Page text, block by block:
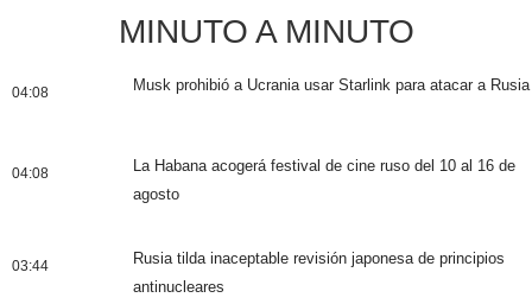
MINUTO A MINUTO
04:08 Musk prohibió a Ucrania usar Starlink para atacar a Rusia
04:08
La Habana acogerá festival de cine ruso del 10 al 16 de
agosto
03:44
Rusia tilda inaceptable revisión japonesa de principios
antinucleares